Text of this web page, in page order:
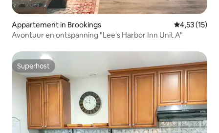
Appartement in Brookings Gemiddelde
4,53 (15)
Avontuur en ontspanning "Lee's Harbor Inn Unit A"
Superhost
Superhost